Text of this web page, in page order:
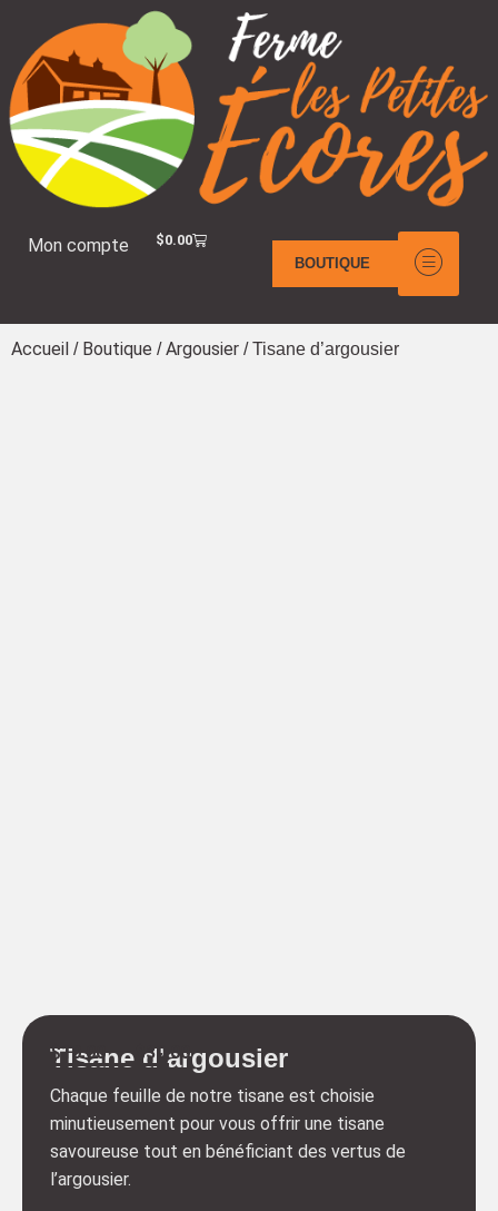
Mon compte $0.00
BOUTIQUE
Accueil / Boutique /Argousier / Tisane d’argousier
Tisane d’argousier
$10.00 – $30.00
Chaque feuille de notre tisane est choisie
minutieusement pour vous offrir une tisane
savoureuse tout en bénéficiant des vertus de
l’argousier.